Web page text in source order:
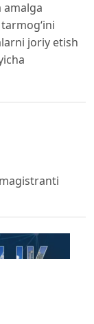
amalga
joriy etish